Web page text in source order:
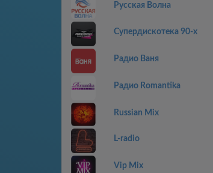
Русская Волна
Супердискотека 90-х
Радио Ваня
Радио Romantika
Russian Mix
L-radio
Vip Mix